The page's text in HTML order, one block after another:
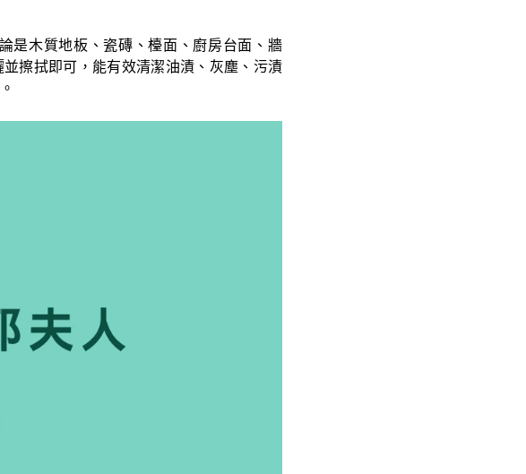
是木質地板、瓷磚、檯面、廚房台面、牆
擦拭即可，能有效清潔油漬、灰塵、污漬